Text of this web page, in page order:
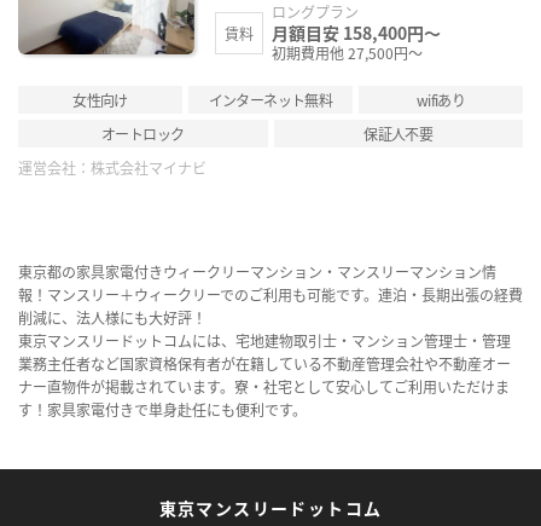
賃料
ロングプラン
月額目安 158,400円～
初期費用他 27,500円～
女性向け インターネット無料
wifiあり
オートロック
保証人不要
運営会社： 株式会社マイナビ
東京都の家具家電付きウィークリーマンション・マンスリーマンション情
報！マンスリー＋ウィークリーでのご利用も可能です。連泊・長期出張の経費
削減に、法人様にも大好評！
東京マンスリードットコムには、宅地建物取引士・マンション管理士・管理
業務主任者など国家資格保有者が在籍している不動産管理会社や不動産オー
ナー直物件が掲載されています。寮・社宅として安心してご利用いただけま
す！家具家電付きで単身赴任にも便利です。
東京マンスリードットコム